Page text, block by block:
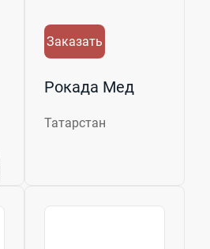
Заказать
Рокада Мед
Татарстан